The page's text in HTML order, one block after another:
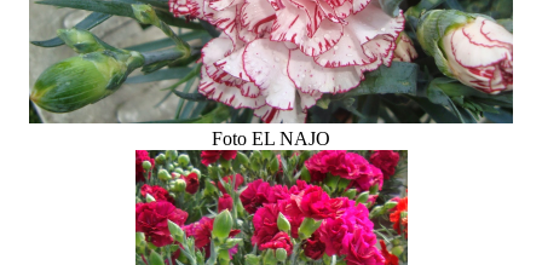
Foto EL NAJO